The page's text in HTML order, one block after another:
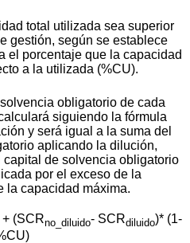
total utilizada sea superior
gestión, según se establece
el porcentaje que la capacidad
a la utilizada (%CU).
obligatorio de cada
siguiendo la fórmula
y será igual a la suma del
aplicando la dilución,
capital de solvencia obligatorio
por el exceso de la
la capacidad máxima.
+ (SCRno_diluido- SCRdiluido)* (1-